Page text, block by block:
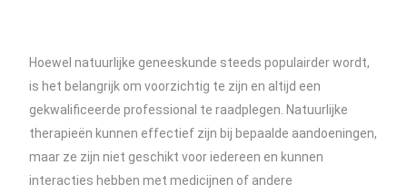
Hoewel natuurlijke geneeskunde steeds populairder wordt,
is het belangrijk om voorzichtig te zijn en altijd een
gekwalificeerde professional te raadplegen. Natuurlijke
therapieën kunnen effectief zijn bij bepaalde aandoeningen,
maar ze zijn niet geschikt voor iedereen en kunnen
interacties hebben met medicijnen of andere